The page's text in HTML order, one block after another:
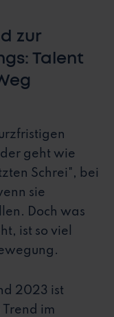
zur
Talent
geht wie
Schrei", bei
sie
Doch was
ist so viel
2023 ist
im